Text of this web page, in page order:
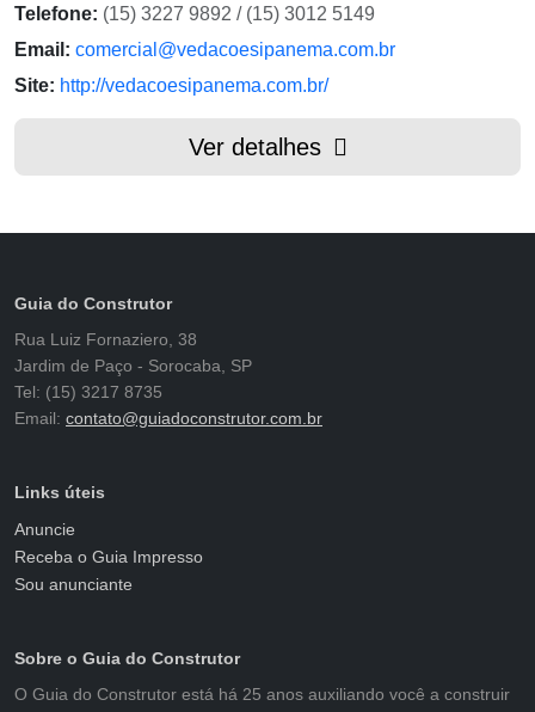
Telefone: (15) 3227 9892 / (15) 3012 5149
Email: comercial@vedacoesipanema.com.br
Site: http://vedacoesipanema.com.br/
Ver detalhes
Guia do Construtor
Rua Luiz Fornaziero, 38
Jardim de Paço - Sorocaba, SP
Tel: (15) 3217 8735
Email: contato@guiadoconstrutor.com.br
Links úteis
Anuncie
Receba o Guia Impresso
Sou anunciante
Sobre o Guia do Construtor
O Guia do Construtor está há 25 anos auxiliando você a construir